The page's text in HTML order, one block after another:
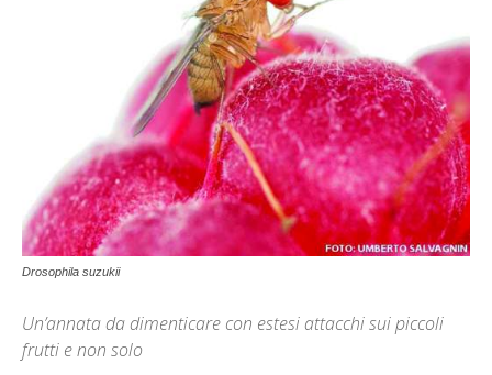
Drosophila suzukii
Un’annata da dimenticare con estesi attacchi sui piccoli
frutti e non solo